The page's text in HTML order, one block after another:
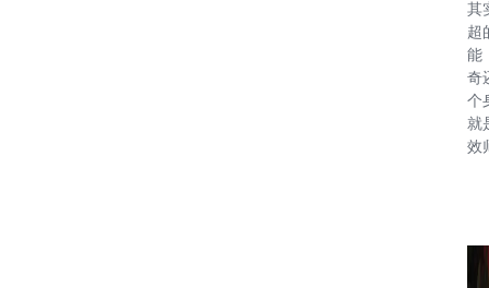
其
超
能
奇
个
就
效